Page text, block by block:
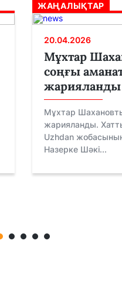
ЖАҢАЛЫҚТАР
20.04.2026
Мұхтар
соңғы
жарияланды
Мұхтар
жарияланды.
Uzhdan
Назерке Шәкі...